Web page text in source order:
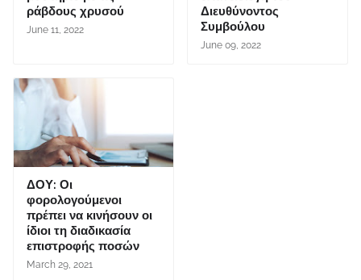
ράβδους χρυσού
June 11, 2022
Διευθύνοντος
Συμβούλου
June 09, 2022
ΔΟΥ: Οι
φορολογούμενοι
πρέπει να κινήσουν οι
ίδιοι τη διαδικασία
επιστροφής ποσών
March 29, 2021